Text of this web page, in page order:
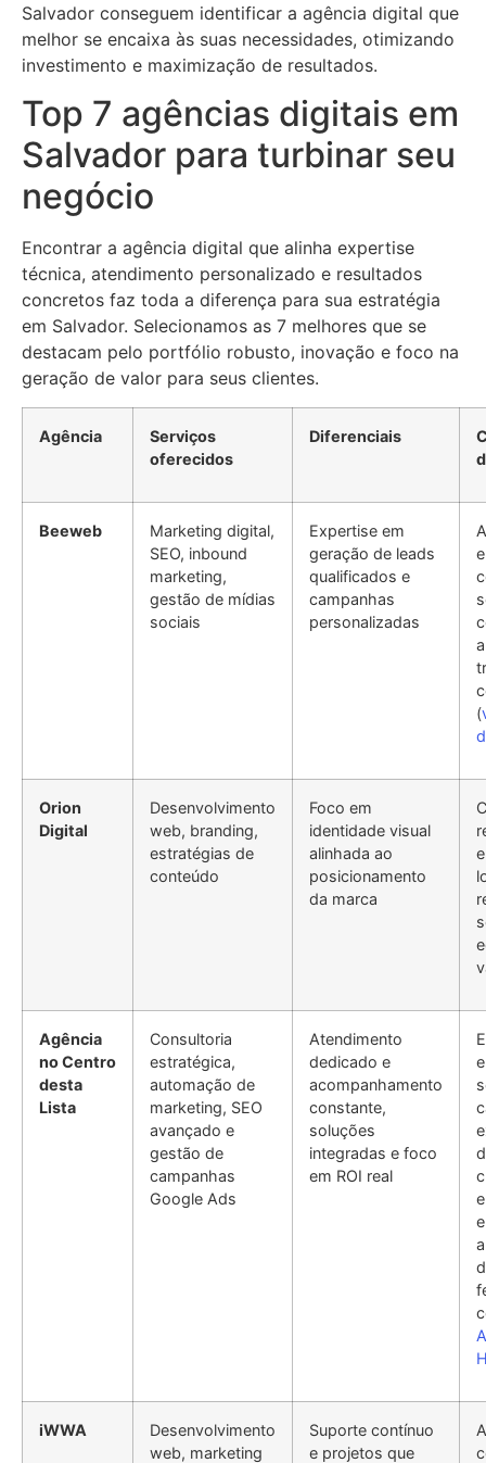
Salvador conseguem identificar a agência digital que
melhor se encaixa às suas necessidades, otimizando
investimento e maximização de resultados.
Top 7 agências digitais em
Salvador para turbinar seu
negócio
Encontrar a agência digital que alinha expertise
técnica, atendimento personalizado e resultados
concretos faz toda a diferença para sua estratégia
em Salvador. Selecionamos as 7 melhores que se
destacam pelo portfólio robusto, inovação e foco na
geração de valor para seus clientes.
Agência
Serviços
oferecidos
Diferenciais
Beeweb
Marketing digital,
SEO, inbound
marketing,
gestão de mídias
sociais
Expertise em
geração de leads
qualificados e
campanhas
personalizadas
(
Orion
Digital
Desenvolvimento
web, branding,
estratégias de
conteúdo
Foco em
identidade visual
alinhada ao
posicionamento
da marca
Agência
no Centro
desta
Lista
Consultoria
estratégica,
automação de
marketing, SEO
avançado e
gestão de
campanhas
Google Ads
Atendimento
dedicado e
acompanhamento
constante,
soluções
integradas e foco
em ROI real
iWWA
Desenvolvimento
web, marketing
Suporte contínuo
e projetos que